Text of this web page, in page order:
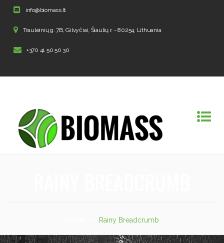
info@biomass.lt
Trauleinių g. 7B, Gilvyčiai, Šiaulių r. - 80254, Lithuania
+370 41 50 50 30
Rainy Breadcrumb